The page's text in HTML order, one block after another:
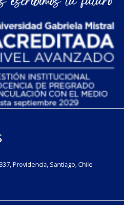
Providencia, Santiago, Chile